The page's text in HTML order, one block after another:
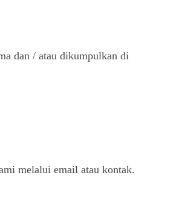
dan / atau dikumpulkan di
melalui email atau kontak.